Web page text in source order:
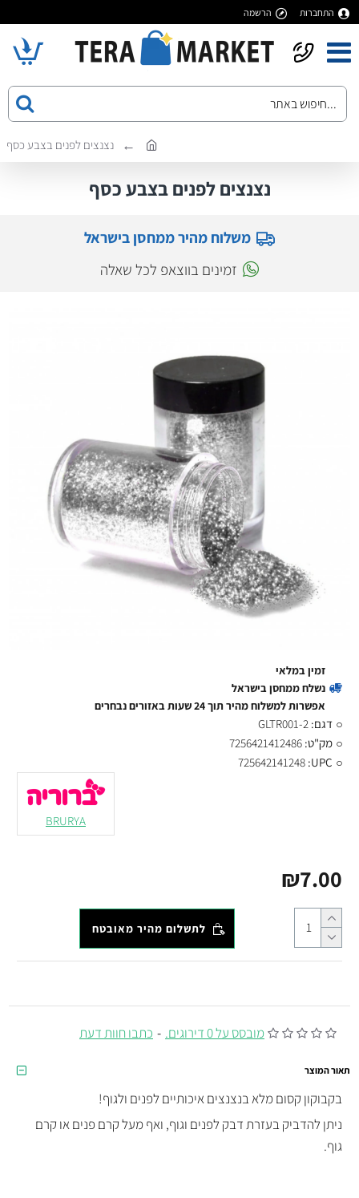
התחברות הרשמה
נצנצים לפנים בצבע כסף
נצנצים לפנים בצבע כסף
משלוח מהיר ממחסן בישראל
זמינים בווצאפ לכל שאלה
מובסס על 0 דירוגים. - כתבו חוות דעת
₪7.00
זמין במלאי
נשלח ממחסן בישראל
אפשרות למשלוח מהיר תוך 24 שעות באזורים נבחרים
דגם: GLTR001-2
מק"ט: 7256421412486
UPC:
725642141248
BRURYA
לתשלום מהיר מאובטח
תאור המוצר
בקבוקון קסום מלא בנצנצים איכותיים לפנים ולגוף!
ניתן להדביק בעזרת דבק לפנים וגוף, ואף מעל קרם פנים או קרם
גוף.